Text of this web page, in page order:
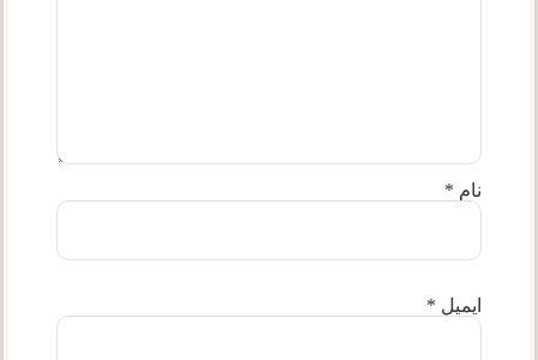
نام *
ایمیل *